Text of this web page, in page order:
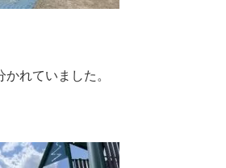
れていました。